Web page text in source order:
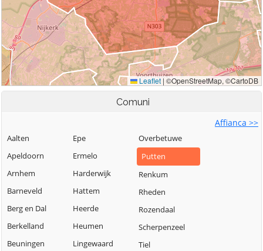
Comuni
Affianca >>
Aalten
Apeldoorn
Arnhem
Barneveld
Berg en Dal
Berkelland
Beuningen
Epe
Ermelo
Harderwijk
Hattem
Heerde
Heumen
Lingewaard
Overbetuwe
Putten
Renkum
Rheden
Rozendaal
Scherpenzeel
Tiel